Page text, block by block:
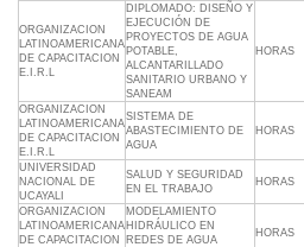
ORGANIZACION
LATINOAMERICANA
DE CAPACITACION
E.I.R.L
DIPLOMADO: DISEÑO Y
EJECUCIÓN DE
PROYECTOS DE AGUA
POTABLE,
ALCANTARILLADO
SANITARIO URBANO Y
SANEAM
HORAS
ORGANIZACION
LATINOAMERICANA
DE CAPACITACION
E.I.R.L
SISTEMA DE
ABASTECIMIENTO DE
AGUA
HORAS
UNIVERSIDAD
NACIONAL DE
UCAYALI
SALUD Y SEGURIDAD
EN EL TRABAJO
HORAS
ORGANIZACION
LATINOAMERICANA
DE CAPACITACION
MODELAMIENTO
HIDRÁULICO EN
REDES DE AGUA
HORAS